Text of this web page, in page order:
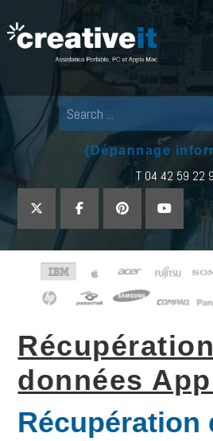
Pour
{Dépannage
T 04 42 59 22
données
Récupération